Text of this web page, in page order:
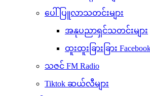
ပေါ်ပြူလာသတင်းများ
အနုပညာရှင်သတင်းများ
ထူးထူးခြားခြား
သဇင် FM Radio
Tiktok ဆယ်လီများ